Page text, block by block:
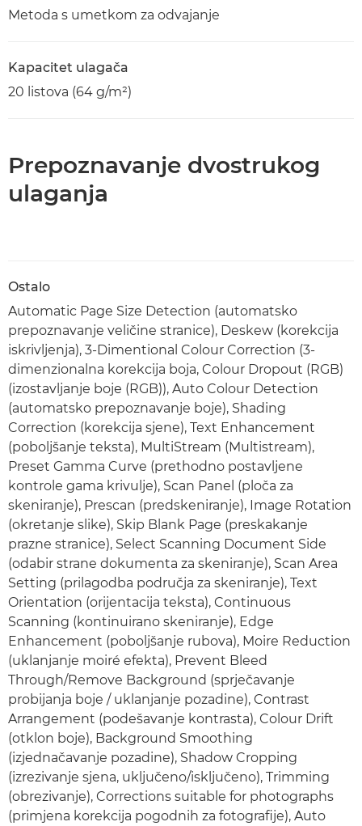
Metoda s umetkom za odvajanje
Kapacitet ulagača
20 listova (64 g/m²)
Prepoznavanje dvostrukog
ulaganja
Ostalo
Automatic Page Size Detection (automatsko
prepoznavanje veličine stranice), Deskew (korekcija
iskrivljenja), 3-Dimentional Colour Correction (3-
dimenzionalna korekcija boja, Colour Dropout (RGB)
(izostavljanje boje (RGB)), Auto Colour Detection
(automatsko prepoznavanje boje), Shading
Correction (korekcija sjene), Text Enhancement
(poboljšanje teksta), MultiStream (Multistream),
Preset Gamma Curve (prethodno postavljene
kontrole gama krivulje), Scan Panel (ploča za
skeniranje), Prescan (predskeniranje), Image Rotation
(okretanje slike), Skip Blank Page (preskakanje
prazne stranice), Select Scanning Document Side
(odabir strane dokumenta za skeniranje), Scan Area
Setting (prilagodba područja za skeniranje), Text
Orientation (orijentacija teksta), Continuous
Scanning (kontinuirano skeniranje), Edge
Enhancement (poboljšanje rubova), Moire Reduction
(uklanjanje moiré efekta), Prevent Bleed
Through/Remove Background (sprječavanje
probijanja boje / uklanjanje pozadine), Contrast
Arrangement (podešavanje kontrasta), Colour Drift
(otklon boje), Background Smoothing
(izjednačavanje pozadine), Shadow Cropping
(izrezivanje sjena, uključeno/isključeno), Trimming
(obrezivanje), Corrections suitable for photographs
(primjena korekcija pogodnih za fotografije), Auto